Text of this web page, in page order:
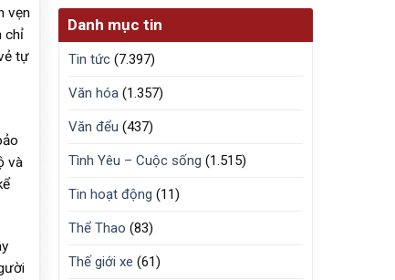
vẹn
chỉ
tự
và
Danh mục tin
Tin tức (7.397)
Văn hóa (1.357)
Văn đểu (437)
Tình Yêu – Cuộc sống (1.515)
Tin hoạt động (11)
Thể Thao (83)
Thế giới xe (61)